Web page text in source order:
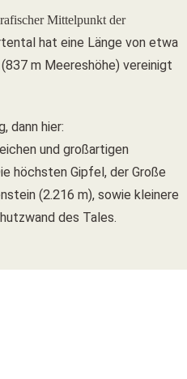
Mittelpunkt der
hat eine Länge von etwa
m Meereshöhe) vereinigt
dann hier:
und großartigen
höchsten Gipfel, der Große
(2.216 m), sowie kleinere
des Tales.